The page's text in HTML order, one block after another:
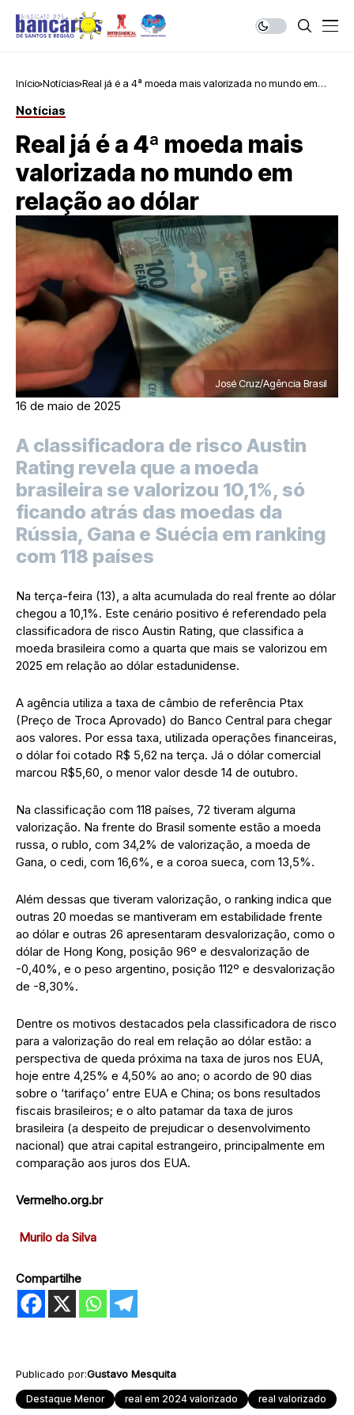
Início Notícias Real já é a 4ª moeda mais valorizada no mundo em
Notícias
Real já é a 4ª moeda mais
valorizada no mundo em
relação ao dólar
José Cruz/Agência Brasil
16 de maio de 2025
A classificadora de risco Austin
Rating revela que a moeda
brasileira se valorizou 10,1%, só
ficando atrás das moedas da
Rússia, Gana e Suécia em ranking
com 118 países
Na terça-feira (13), a alta acumulada do real frente ao dólar
chegou a 10,1%. Este cenário positivo é referendado pela
classificadora de risco Austin Rating, que classifica a
moeda brasileira como a quarta que mais se valorizou em
2025 em relação ao dólar estadunidense.
A agência utiliza a taxa de câmbio de referência Ptax
(Preço de Troca Aprovado) do Banco Central para chegar
aos valores. Por essa taxa, utilizada operações financeiras,
o dólar foi cotado R$ 5,62 na terça. Já o dólar comercial
marcou R$5,60, o menor valor desde 14 de outubro.
Na classificação com 118 países, 72 tiveram alguma
valorização. Na frente do Brasil somente estão a moeda
russa, o rublo, com 34,2% de valorização, a moeda de
Gana, o cedi, com 16,6%, e a coroa sueca, com 13,5%.
Além dessas que tiveram valorização, o ranking indica que
outras 20 moedas se mantiveram em estabilidade frente
ao dólar e outras 26 apresentaram desvalorização, como o
dólar de Hong Kong, posição 96º e desvalorização de
-0,40%, e o peso argentino, posição 112º e desvalorização
de -8,30%.
Dentre os motivos destacados pela classificadora de risco
para a valorização do real em relação ao dólar estão: a
perspectiva de queda próxima na taxa de juros nos EUA,
hoje entre 4,25% e 4,50% ao ano; o acordo de 90 dias
sobre o ‘tarifaço’ entre EUA e China; os bons resultados
fiscais brasileiros; e o alto patamar da taxa de juros
brasileira (a despeito de prejudicar o desenvolvimento
nacional) que atrai capital estrangeiro, principalmente em
comparação aos juros dos EUA.
Vermelho.org.br
Murilo da Silva
Compartilhe
Publicado por:Gustavo Mesquita
Destaque Menor real em 2024 valorizado real valorizado